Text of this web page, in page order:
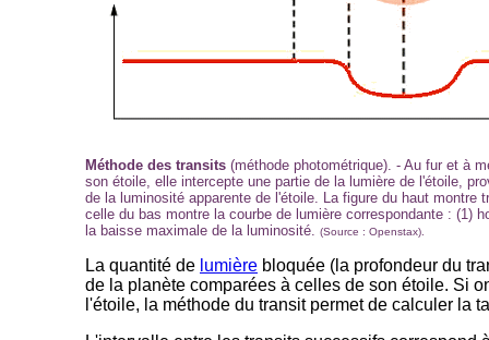
Méthode des transits (méthode photométrique). - Au fur et à
son étoile, elle intercepte une partie de la lumière de l'étoile,
de la luminosité apparente de l'étoile. La figure du haut montre
celle du bas montre la courbe de lumière correspondante : (1)
la baisse maximale de la luminosité. (Source : Openstax).
La quantité de lumière bloquée (la profondeur du
de la planète comparées à celles de son étoile. Si
l'étoile, la méthode du transit permet de calculer la